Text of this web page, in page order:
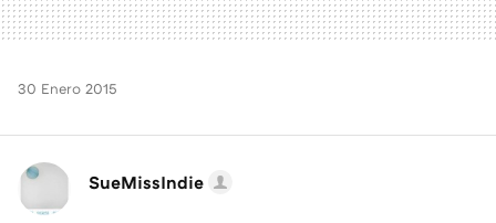
30 Enero 2015
SueMissIndie